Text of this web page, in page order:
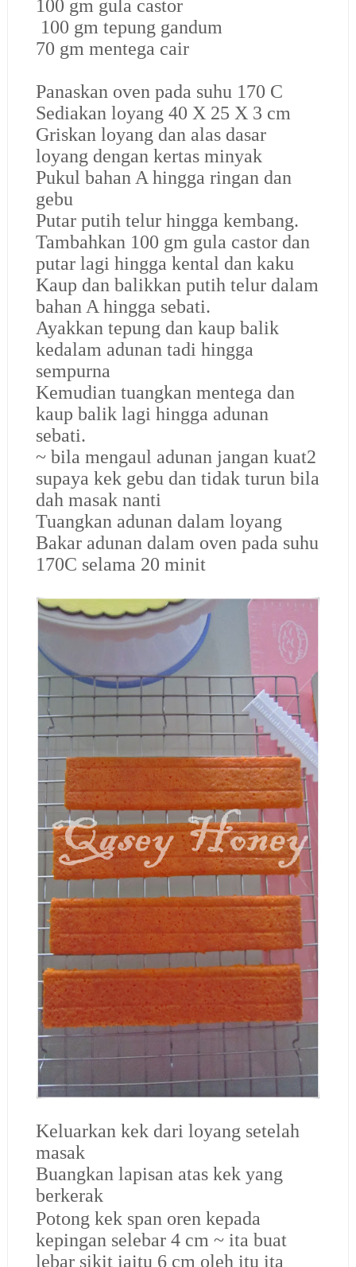
100 gm gula castor
100 gm tepung gandum
70 gm mentega cair
Panaskan oven pada suhu 170 C
Sediakan loyang 40 X 25 X 3 cm
Griskan loyang dan alas dasar
loyang dengan kertas minyak
Pukul bahan A hingga ringan dan
gebu
Putar putih telur hingga kembang.
Tambahkan 100 gm gula castor dan
putar lagi hingga kental dan kaku
Kaup dan balikkan putih telur dalam
bahan A hingga sebati.
Ayakkan tepung dan kaup balik
kedalam adunan tadi hingga
sempurna
Kemudian tuangkan mentega dan
kaup balik lagi hingga adunan
sebati.
~ bila mengaul adunan jangan kuat2
supaya kek gebu dan tidak turun bila
dah masak nanti
Tuangkan adunan dalam loyang
Bakar adunan dalam oven pada suhu
170C selama 20 minit
Keluarkan kek dari loyang setelah
masak
Buangkan lapisan atas kek yang
berkerak
Potong kek span oren kepada
kepingan selebar 4 cm ~ ita buat
lebar sikit iaitu 6 cm oleh itu ita